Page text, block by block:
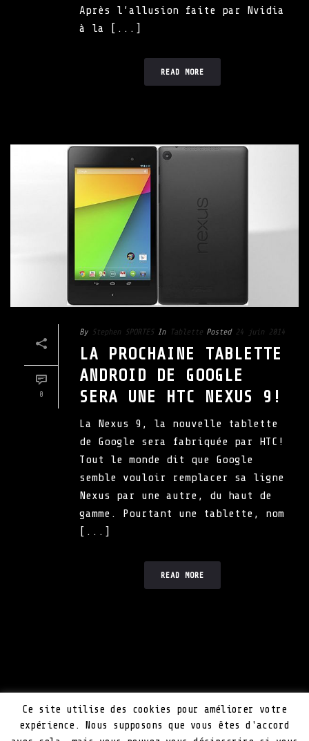
Après l’allusion faite par Nvidia
à la [...]
READ MORE
0
By Stephen SPORTES In Tablette Posted 24 juin 2014
LA PROCHAINE TABLETTE
ANDROID DE GOOGLE
SERA UNE HTC NEXUS 9!
La Nexus 9, la nouvelle tablette
de Google sera fabriquée par HTC!
Tout le monde dit que Google
semble vouloir remplacer sa ligne
Nexus par une autre, du haut de
gamme. Pourtant une tablette, nom
[...]
READ MORE
Plan du site
Politique de cookie
Ce site utilise des cookies pour améliorer votre
expérience. Nous supposons que vous êtes d'accord